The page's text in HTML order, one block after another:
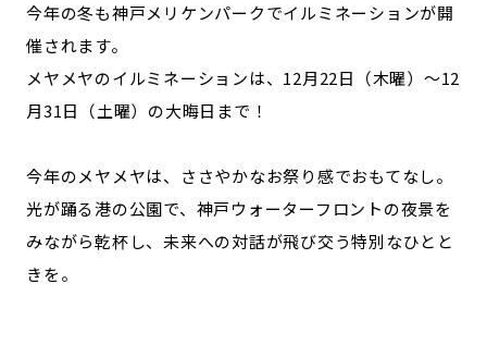
カテゴリから探す
特集コンテンツ
地域を代表する 企業100選
プレスリリース
行政連携記事
Localist
SDGsの先駆者
イベント
飲食店
地域豆知識
ニッポンの百選大全集
Sporkle
今年の冬も神戸メリケンパークでイルミネーションが開
催されます。
メヤメヤのイルミネーションは、12月22日（木曜）～12
月31日（土曜）の大晦日まで！
今年のメヤメヤは、ささやかなお祭り感でおもてなし。
光が踊る港の公園で、神戸ウォーターフロントの夜景を
みながら乾杯し、未来への対話が飛び交う特別なひとと
きを。